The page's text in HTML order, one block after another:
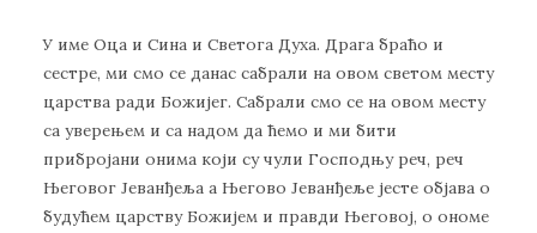
У име Оца и Сина и Светога Духа. Драга браћо и
сестре, ми смо се данас сабрали на овом светом месту
царства ради Божијег. Сабрали смо се на овом месту
са уверењем и са надом да ћемо и ми бити
прибројани онима који су чули Господњу реч, реч
Његовог Јеванђеља а Његово Јеванђеље јесте објава о
будућем царству Божијем и правди Његовој, о ономе